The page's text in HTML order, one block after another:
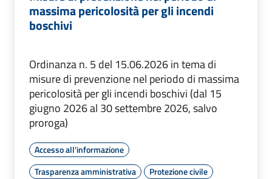
massima pericolosità per gli incendi
boschivi
Ordinanza n. 5 del 15.06.2026 in tema di
misure di prevenzione nel periodo di massima
pericolosità per gli incendi boschivi (dal 15
giugno 2026 al 30 settembre 2026, salvo
proroga)
Accesso all'informazione
Trasparenza amministrativa
Protezione civile